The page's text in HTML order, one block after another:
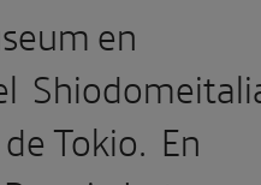
en
Tokio. En